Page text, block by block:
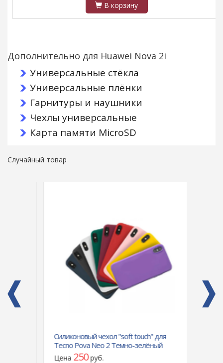
В корзину
Дополнительно для Huawei Nova 2i
Универсальные стёкла
Универсальные плёнки
Гарнитуры и наушники
Чехлы универсальные
Карта памяти MicroSD
Случайный товар
Силиконовый чехол "soft touch" для
Tecno Pova Neo 2 Темно-зелёный
Цена250руб.